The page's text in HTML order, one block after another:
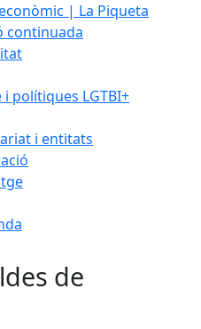
| La Piqueta
continuada
polítiques LGTBI+
i entitats
de